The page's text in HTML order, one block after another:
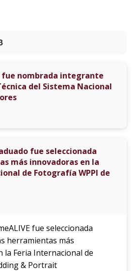
fue nombrada integrante
del Sistema Nacional
fue seleccionada
más innovadoras en la
de Fotografía WPPI de
fue seleccionada
herramientas más
la Feria Internacional de
& Portrait